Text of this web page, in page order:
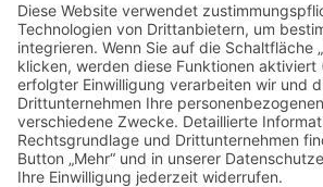
Claudia Pichler steht für modernes
charmanten Dialekt und absurden Witz. In
Programm „Kopfnuss und Konterbier“
mit der frechen Goschn und dem frischen
Thema. Die Gäste erwartet ein Abend voller
treffsicherer Beobachtungen und
kurz zusammengefasst: Man muss nicht im
Schläge zu kassieren. Das Leben verteilt
Gnackwatschn.